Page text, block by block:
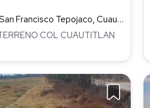
Av. Jose Maria Morelos, San Francisco Tepojaco, Cuautitlán Izcalli
COL CUAUTITLAN